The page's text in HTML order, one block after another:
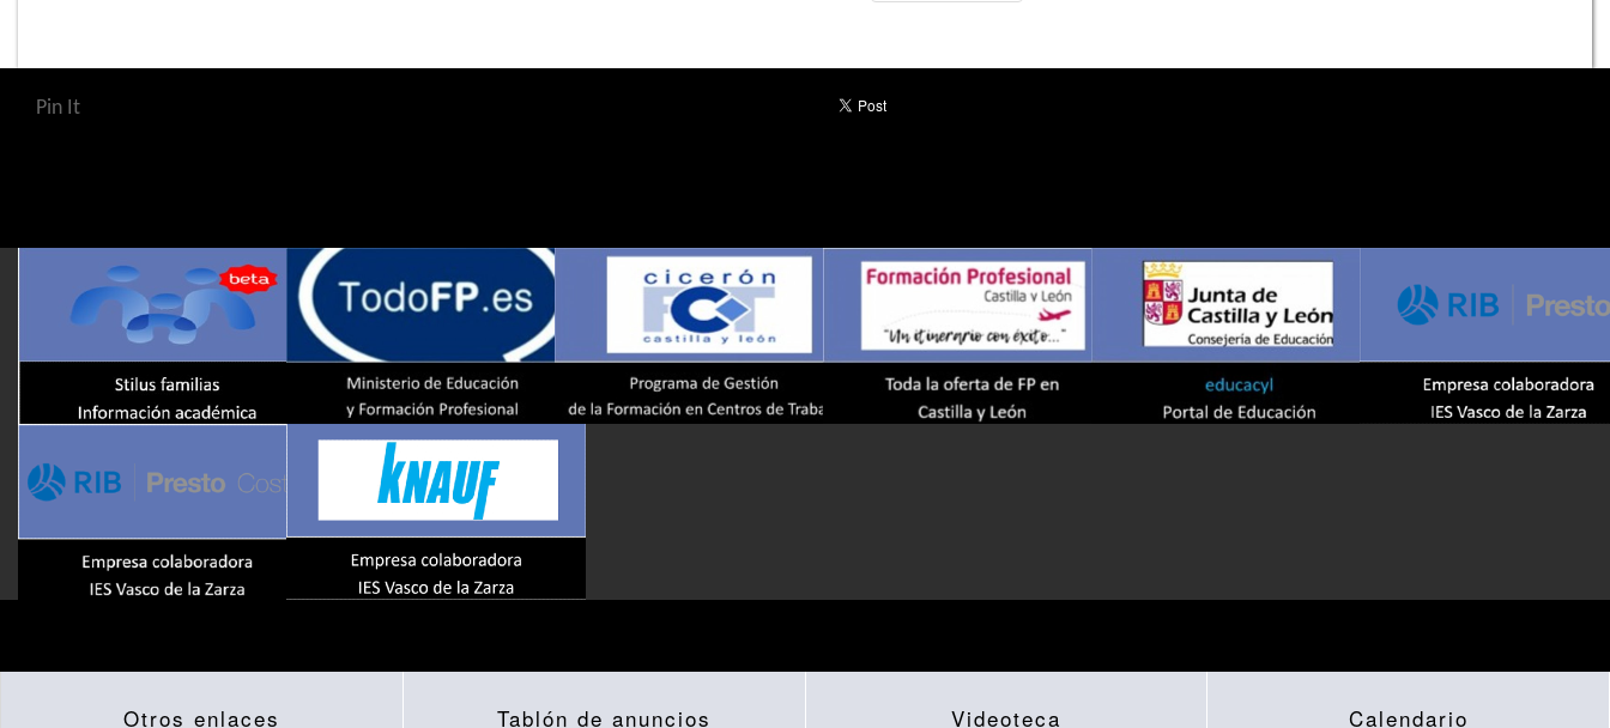
Pin It
Otros enlaces Tablón de anuncios Videoteca Calendario